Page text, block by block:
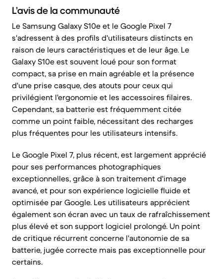
L’avis de la communauté
Le Samsung Galaxy S10e et le Google Pixel 7
s'adressent à des profils d'utilisateurs distincts en
raison de leurs caractéristiques et de leur âge. Le
Galaxy S10e est souvent loué pour son format
compact, sa prise en main agréable et la présence
d'une prise casque, des atouts pour ceux qui
privilégient l'ergonomie et les accessoires filaires.
Cependant, sa batterie est fréquemment citée
comme un point faible, nécessitant des recharges
plus fréquentes pour les utilisateurs intensifs.
Le Google Pixel 7, plus récent, est largement apprécié
pour ses performances photographiques
exceptionnelles, grâce à son traitement d'image
avancé, et pour son expérience logicielle fluide et
optimisée par Google. Les utilisateurs apprécient
également son écran avec un taux de rafraîchissement
plus élevé et son support logiciel prolongé. Un point
de critique récurrent concerne l'autonomie de sa
batterie, jugée correcte mais pas exceptionnelle pour
certains.